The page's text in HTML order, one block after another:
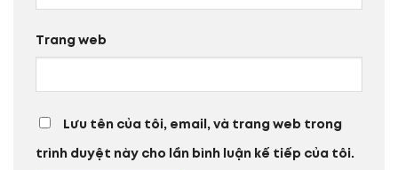
Trang web
Lưu tên của tôi, email, và trang web trong
trình duyệt này cho lần bình luận kế tiếp của tôi.